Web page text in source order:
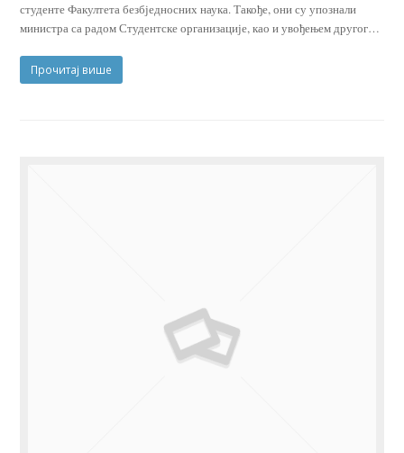
студенте Факултета безбједносних наука. Такође, они су упознали
министра са радом Студентске организације, као и увођењем другог…
Прочитај више